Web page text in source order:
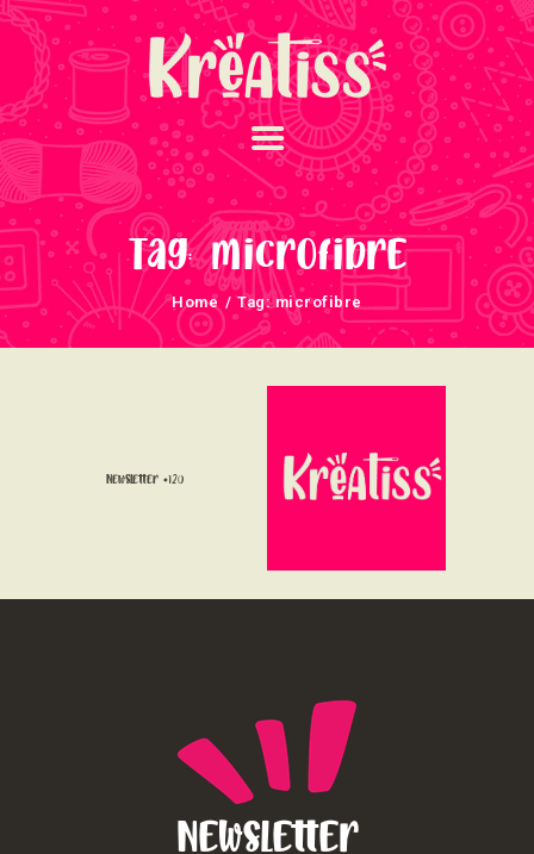
Tag: microfibre
Home Tag: microfibre
ACCUEIL
NOS UNIVERS
ARRIVAGES
ATELIERS ET
ÉVÈNEMENTS
INFOS ÉVÈNEMENTS
NOUS SOUTENONS
Newsletter #120
Newsletter